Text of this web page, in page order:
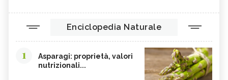
Enciclopedia Naturale
1
Asparagi: proprietà, valori
nutrizionali...